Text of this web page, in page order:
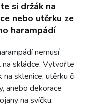
si držák na
nebo utěrku ze
harampádí
nemusí
na skládce. Vytvořte
na sklenice, utěrku či
anebo dekorace
na svíčku.